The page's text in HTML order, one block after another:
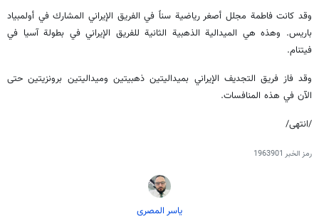
وقد كانت فاطمة مجلل أصغر رياضية سناً في الفريق الإيراني المشارك في أولمبياد
باريس. وهذه هي الميدالية الذهبية الثانية للفريق الإيراني في بطولة آسيا في
فيتنام.
وقد فاز فريق التجديف الإيراني بميداليتين ذهبيتين وميداليتين برونزيتين حتى
الآن في هذه المنافسات.
/انتهى/
رمز الخبر 1963901
یاسر المصری